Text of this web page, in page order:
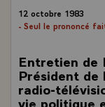
12 octobre 1983
- Seul le prononcé
Entretien de
Président de
radio-
vie politique